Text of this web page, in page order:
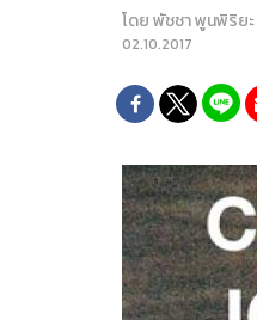
โดยพัชชา พูนพิริยะ
02.10.2017